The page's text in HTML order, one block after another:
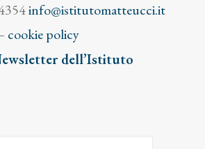
info@istitutomatteucci.it
cookie policy
dell’Istituto